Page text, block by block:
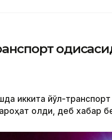
иккита йўл-
олди, деб хабар